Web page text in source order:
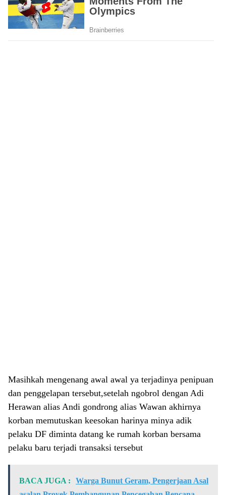
Masihkah mengenang awal awal ya terjadinya penipuan
dan penggelapan tersebut,setelah ngobrol dengan Adi
Herawan alias Andi gondrong alias Wawan akhirnya
korban memutuskan keesokan harinya minya adik
pelaku DF diminta datang ke rumah korban bersama
pelaku baru terjadi transaksi tersebut
BACA JUGA :
Warga Bunut Geram, Pengerjaan Asal